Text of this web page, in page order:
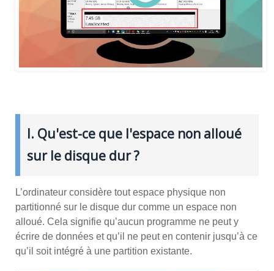
I. Qu'est-ce que l'espace non alloué
sur le disque dur ?
L’ordinateur considère tout espace physique non
partitionné sur le disque dur comme un espace non
alloué. Cela signifie qu’aucun programme ne peut y
écrire de données et qu’il ne peut en contenir jusqu’à ce
qu’il soit intégré à une partition existante.